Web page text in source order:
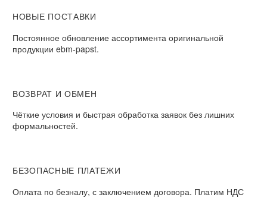
НОВЫЕ ПОСТАВКИ
Постоянное обновление ассортимента оригинальной
продукции ebm-papst.
ВОЗВРАТ И ОБМЕН
Чёткие условия и быстрая обработка заявок без лишних
формальностей.
БЕЗОПАСНЫЕ ПЛАТЕЖИ
Оплата по безналу, с заключением договора. Платим НДС